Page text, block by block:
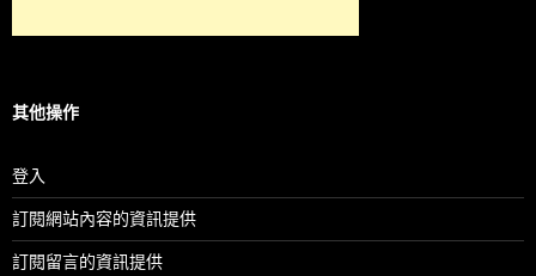
其他操作
登入
訂閱網站內容的資訊提供
訂閱留言的資訊提供